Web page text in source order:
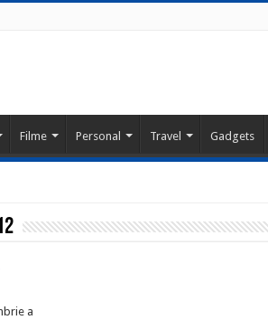
Filme Personal Travel Gadgets
a